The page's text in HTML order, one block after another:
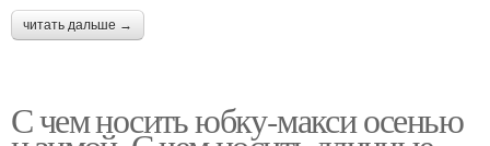
читать дальше →
С чем носить юбку-макси осенью